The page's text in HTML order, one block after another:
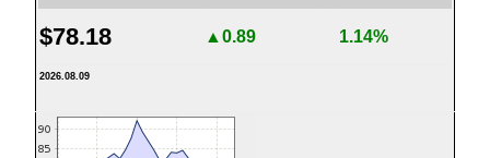
$78.18 ▲0.89 1.14%
2026.08.09